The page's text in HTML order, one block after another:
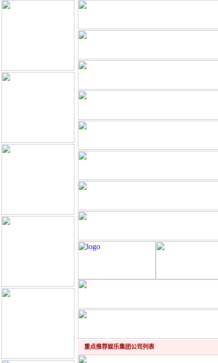
重点推荐娱乐集团公司列表